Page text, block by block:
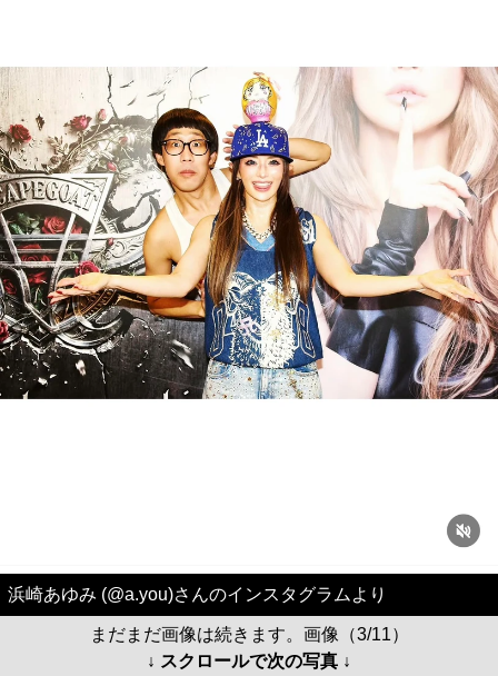
浜崎あゆみ (@a.you)さんのインスタグラムより
まだまだ画像は続きます。画像（3/11）
↓ スクロールで次の写真 ↓